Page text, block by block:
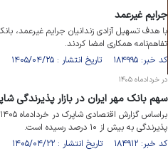
جرایم غیرعمد
با هدف تسهیل آزادی زندانیان جرایم غیرعمد،
تفاهم‌نامه همکاری امضا کردند.
کد خبر: ۱۸۴۹۹۵ تاریخ انتشار : ۱۴۰۵/۰۴/۲۵
در خردادماه ۱۴۰۵
سهم بانک مهر ایران در بازار پذیرندگی شاپرک از ۱۰ درصد
پذیرندگی به بیش از ۱۰ درصد رسیده است.
کد خبر: ۱۸۴۹۱۲ تاریخ انتشار : ۱۴۰۵/۰۴/۲۲